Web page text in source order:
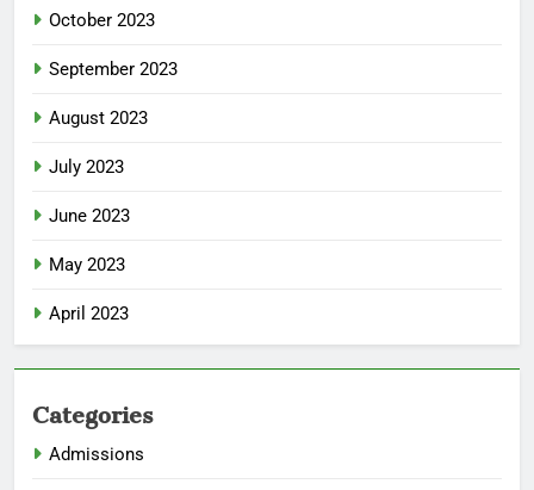
October 2023
September 2023
August 2023
July 2023
June 2023
May 2023
April 2023
Categories
Admissions